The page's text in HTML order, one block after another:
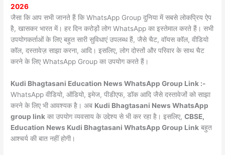
2026
जैसा कि आप सभी जानते हैं कि WhatsApp Group दुनिया में सबसे लोकप्रिय ऐप
है, खासकर भारत में। हर दिन करोड़ों लोग WhatsApp का इस्तेमाल करते हैं। सभी
उपयोगकर्ताओं के लिए बहुत सारी सुविधाएं उपलब्ध हैं, जैसे चैट, वॉयस कॉल, वीडियो
कॉल, दस्तावेज़ साझा करना, आदि। इसलिए, लोग दोस्तों और परिवार के साथ चैट
करने के लिए WhatsApp Group का उपयोग करते हैं।
Kudi Bhagtasani Education News WhatsApp Group Link :-
WhatsApp वीडियो, ऑडियो, इमेज, पीडीएफ, डॉक आदि जैसे दस्तावेजों को साझा
करने के लिए भी आवश्यक है। अब Kudi Bhagtasani NewsWhatsApp
group link का उपयोग व्यवसाय के उद्देश्य से भी कर रहा है। इसलिए,CBSE,
Education News Kudi Bhagtasani WhatsApp Group Link बहुत
आश्चर्य की बात नहीं होगी।